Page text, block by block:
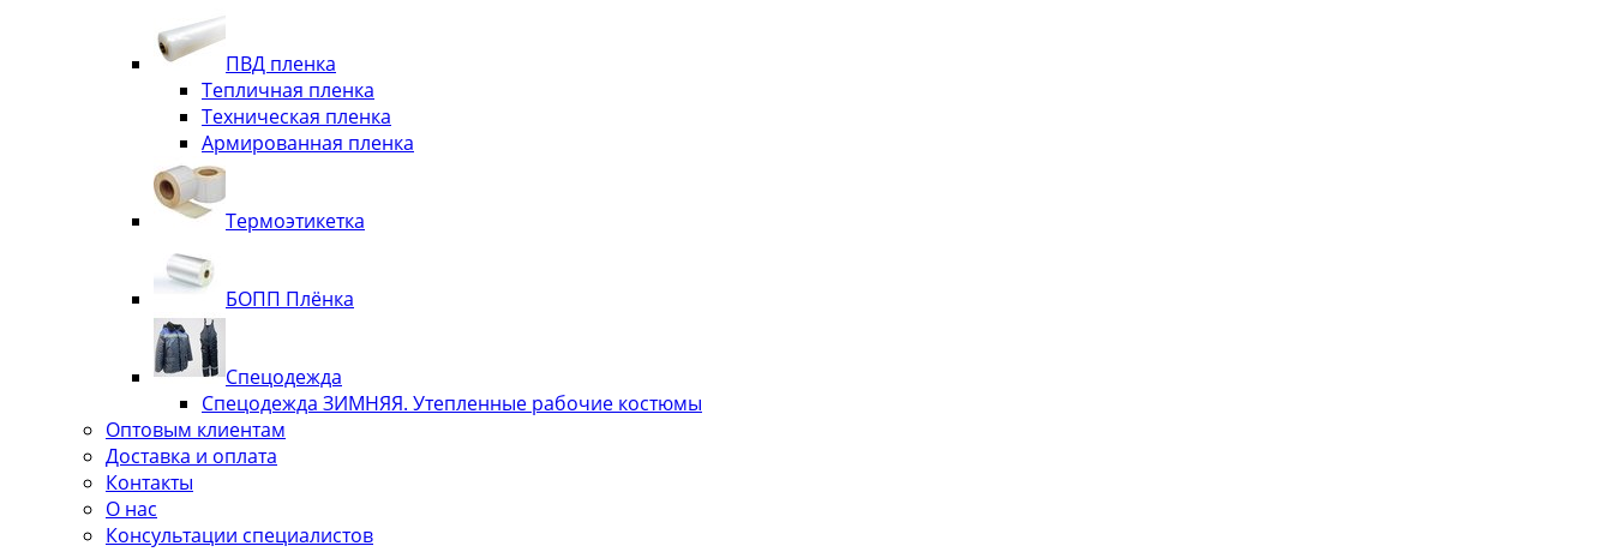
ПВД пленка
Тепличная пленка
Техническая пленка
Армированная пленка
Термоэтикетка
БОПП Плёнка
Спецодежда
Спецодежда ЗИМНЯЯ. Утепленные рабочие костюмы
Оптовым клиентам
Доставка и оплата
Контакты
О нас
Консультации специалистов